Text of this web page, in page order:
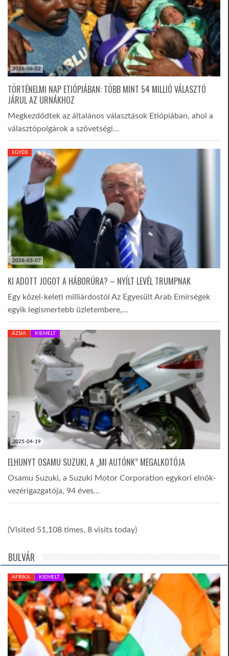
2026-06-02
TÖRTÉNELMI NAP ETIÓPIÁBAN: TÖBB MINT 54 MILLIÓ VÁLASZTÓ
JÁRUL AZ URNÁKHOZ
Megkezdődtek az általános választások Etiópiában, ahol a
választópolgárok a szövetségi…
2026-03-07
EGYÉB
KI ADOTT JOGOT A HÁBORÚRA? – NYÍLT LEVÉL TRUMPNAK
Egy közel-keleti milliárdostól Az Egyesült Arab Emírségek
egyik legismertebb üzletembere,…
2025-04-19
ÁZSIA KIEMELT
ELHUNYT OSAMU SUZUKI, A „MI AUTÓNK” MEGALKOTÓJA
Osamu Suzuki, a Suzuki Motor Corporation egykori elnök-
vezérigazgatója, 94 éves…
(Visited 51,108 times, 8 visits today)
BULVÁR
AFRIKA KIEMELT